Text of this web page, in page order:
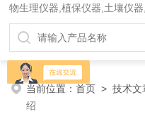
物生理仪器,植保仪器,土壤仪
当前位置：首页 >技术文
绍